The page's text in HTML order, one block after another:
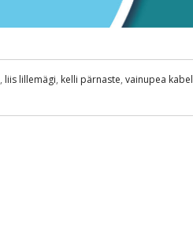
, liis lillemägi, kelli pärnaste, vainupea kabel